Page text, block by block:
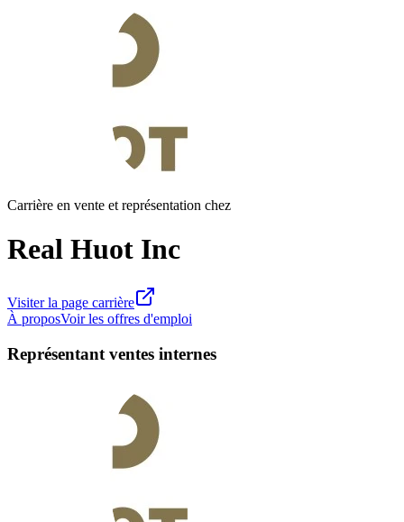
Carrière en vente et représentation chez
Real Huot Inc
Visiter la page carrière
À proposVoir les offres d'emploi
Représentant ventes internes